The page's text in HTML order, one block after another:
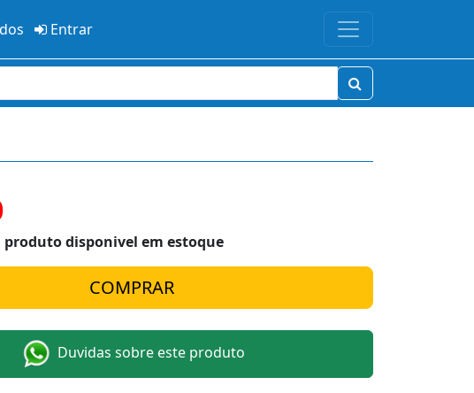
Entrar
disponivel em estoque
Duvidas sobre este produto